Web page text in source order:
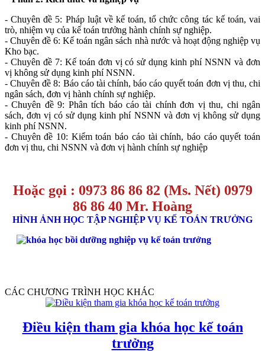
- Chuyên đề 5: Pháp luật về kế toán, tổ chức công tác kế toán, vai
trò, nhiệm vụ của kế toán trưởng hành chính sự nghiệp.
- Chuyên đề 6: Kế toán ngân sách nhà nước và hoạt động nghiệp vụ
Kho bạc.
- Chuyên đề 7: Kế toán đơn vị có sử dụng kinh phí NSNN và đơn
vị không sử dụng kinh phí NSNN.
- Chuyên đề 8: Báo cáo tài chính, báo cáo quyết toán đơn vị thu, chi
ngân sách, đơn vị hành chính sự nghiệp.
- Chuyên đề 9: Phân tích báo cáo tài chính đơn vị thu, chi ngân
sách, đơn vị có sử dụng kinh phí NSNN và đơn vị không sử dụng
kinh phí NSNN.
- Chuyên đề 10: Kiểm toán báo cáo tài chính, báo cáo quyết toán
đơn vị thu, chi NSNN và đơn vị hành chính sự nghiệp
Hoặc gọi : 0973 86 86 82 (Ms. Nết) 0979
86 86 40 Mr. Hoàng
HÌNH ẢNH HỌC TẬP NGHIỆP VỤ KẾ TOÁN TRƯỞNG
CÁC CHƯƠNG TRÌNH HỌC KHÁC
Điều kiện tham gia khóa học kế toán
trưởng